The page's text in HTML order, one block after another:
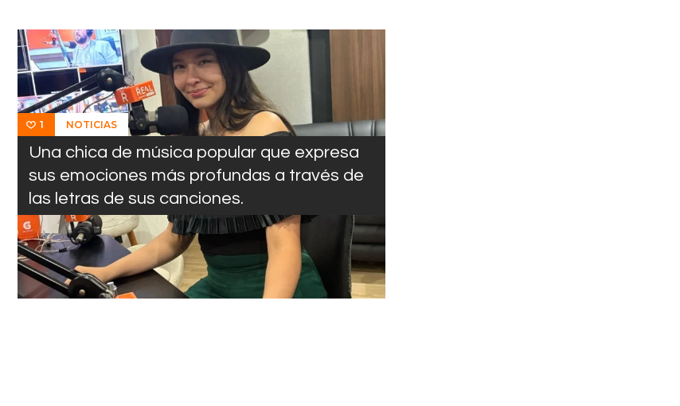
1 NOTICIAS
Una chica de música popular que expresa
sus emociones más profundas a través de
las letras de sus canciones.